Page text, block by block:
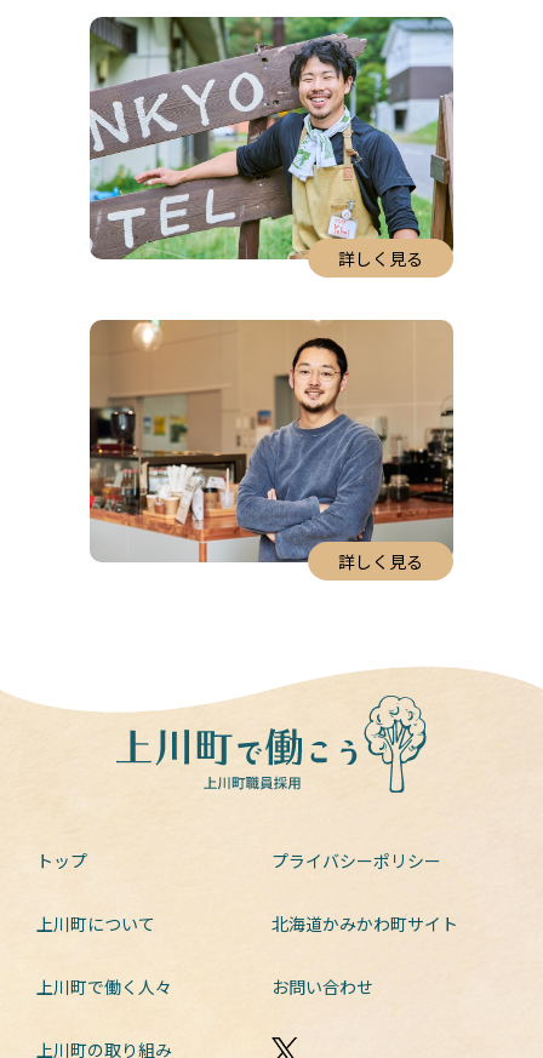
詳しく見る
詳しく見る
トップ
上川町について
上川町で働く人々
上川町の取り組み
プライバシーポリシー
北海道かみかわ町サイト
お問い合わせ